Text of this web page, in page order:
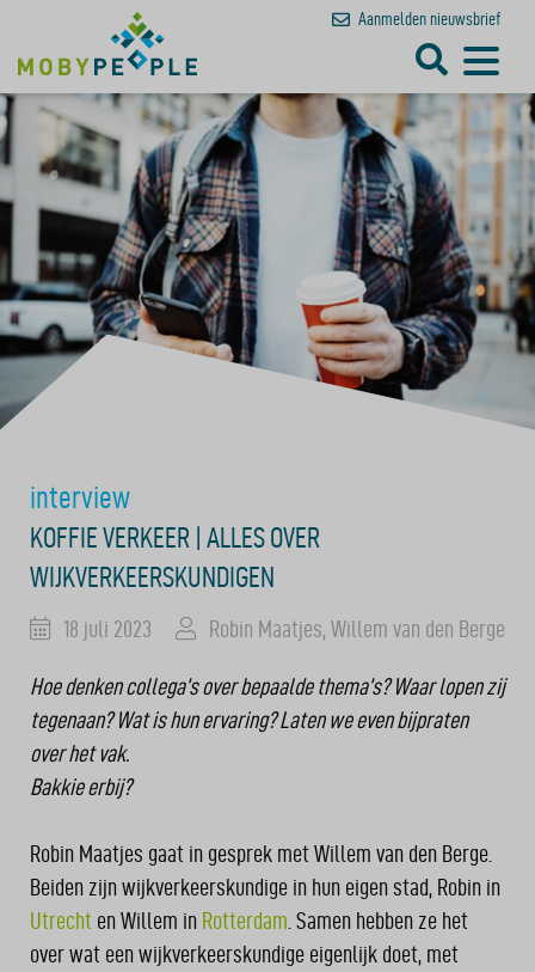
Aanmelden nieuwsbrief
interview
KOFFIE VERKEER | ALLES OVER
WIJKVERKEERSKUNDIGEN
18 juli 2023 Robin Maatjes, Willem van den Berge
Hoe denken collega’s over bepaalde thema’s? Waar lopen zij
tegenaan? Wat is hun ervaring? Laten we even bijpraten
over het vak.
Bakkie erbij?
Robin Maatjes gaat in gesprek met Willem van den Berge.
Beiden zijn wijkverkeerskundige in hun eigen stad, Robin in
Utrecht en Willem in Rotterdam . Samen hebben ze het
over wat een wijkverkeerskundige eigenlijk doet, met